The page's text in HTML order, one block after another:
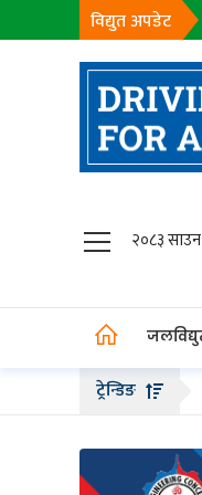
विद्युत अपडेट
१८३९८मे.वा.घन्टा
२०८३
वायु
बायोग्यास
पेट्रोलियम
ट्रेन्डिङ
बढीको हकप्रद सेयर जारी